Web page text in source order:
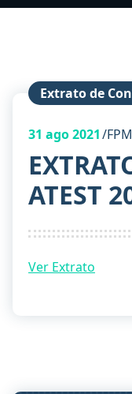
Extrato de
31 ago 2021
ATEST
Ver Extrato